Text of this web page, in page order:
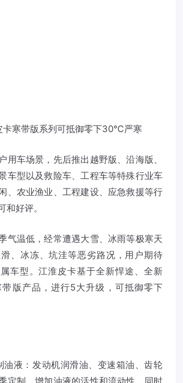
卡寒带版系列可抵御零下30℃严寒
用车场景，先后推出越野版、沿海版、
车型以及救险车、工程车等特殊行业车
、农业渔业、工程建设、应急救援等行
和好评。
气温低，经常遭遇大雪、冰雨等极寒天
、冰冻、坑洼等恶劣路况，用户期待
车型。江淮皮卡基于全新悍途、全新
版产品，进行5大升级，可抵御零下
油液：发动机润滑油、变速箱油、齿轮